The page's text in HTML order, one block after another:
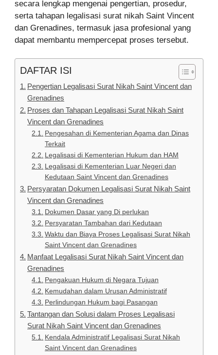
secara lengkap mengenai pengertian, prosedur,
serta tahapan legalisasi surat nikah Saint Vincent
dan Grenadines, termasuk jasa profesional yang
dapat membantu mempercepat proses tersebut.
DAFTAR ISI
Pengertian Legalisasi Surat Nikah Saint Vincent dan
Grenadines
Proses dan Tahapan Legalisasi Surat Nikah Saint
Vincent dan Grenadines
Pengesahan di Kementerian Agama dan Dinas
Terkait
Legalisasi di Kementerian Hukum dan HAM
Legalisasi di Kementerian Luar Negeri dan
Kedutaan Saint Vincent dan Grenadines
Persyaratan Dokumen Legalisasi Surat Nikah Saint
Vincent dan Grenadines
Dokumen Dasar yang Di perlukan
Persyaratan Tambahan dari Kedutaan
Waktu dan Biaya Proses Legalisasi Surat Nikah
Saint Vincent dan Grenadines
Manfaat Legalisasi Surat Nikah Saint Vincent dan
Grenadines
Pengakuan Hukum di Negara Tujuan
Kemudahan dalam Urusan Administratif
Perlindungan Hukum bagi Pasangan
Tantangan dan Solusi dalam Proses Legalisasi
Surat Nikah Saint Vincent dan Grenadines
Kendala Administratif Legalisasi Surat Nikah
Saint Vincent dan Grenadines